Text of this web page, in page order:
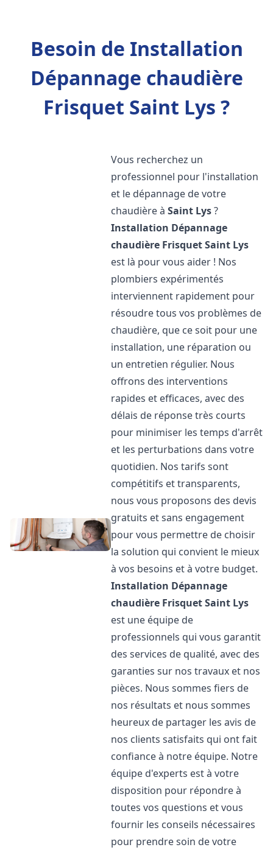
Besoin de Installation
Dépannage chaudière
Frisquet Saint Lys ?
Vous recherchez un
professionnel pour l'installation
et le dépannage de votre
chaudière àSaint Lys?
Installation Dépannage
chaudière FrisquetSaint Lys
est là pour vous aider ! Nos
plombiers expérimentés
interviennent rapidement pour
résoudre tous vos problèmes de
chaudière, que ce soit pour une
installation, une réparation ou
un entretien régulier. Nous
offrons des interventions
rapides et efficaces, avec des
délais de réponse très courts
pour minimiser les temps d'arrêt
et les perturbations dans votre
quotidien. Nos tarifs sont
compétitifs et transparents,
nous vous proposons des devis
gratuits et sans engagement
pour vous permettre de choisir
la solution qui convient le mieux
à vos besoins et à votre budget.
Installation Dépannage
chaudière FrisquetSaint Lys
est une équipe de
professionnels qui vous garantit
des services de qualité, avec des
garanties sur nos travaux et nos
pièces. Nous sommes fiers de
nos résultats et nous sommes
heureux de partager les avis de
nos clients satisfaits qui ont fait
confiance à notre équipe. Notre
équipe d'experts est à votre
disposition pour répondre à
toutes vos questions et vous
fournir les conseils nécessaires
pour prendre soin de votre